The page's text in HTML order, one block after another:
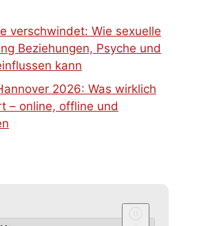
verschwindet: Wie sexuelle
Beziehungen, Psyche und
kann
2026: Was wirklich
– online, offline und